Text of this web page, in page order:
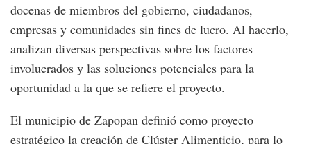
docenas de miembros del gobierno, ciudadanos,
empresas y comunidades sin fines de lucro. Al hacerlo,
analizan diversas perspectivas sobre los factores
involucrados y las soluciones potenciales para la
oportunidad a la que se refiere el proyecto.
El municipio de Zapopan definió como proyecto
estratégico la creación de Clúster Alimenticio, para lo